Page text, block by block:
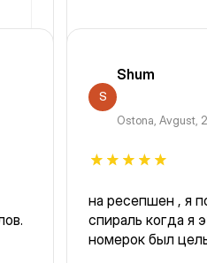
S
Shum
Ostona, Avgust,
на ресепшен , я
спираль когда я это
номерок был